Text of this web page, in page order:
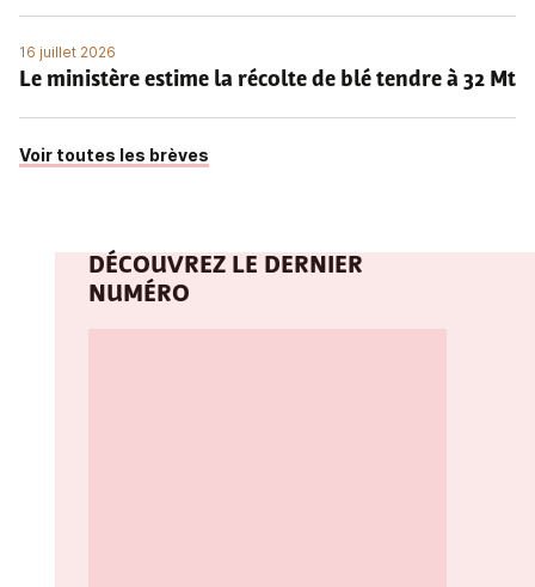
16 juillet 2026
Le ministère estime la récolte de blé tendre à 32 Mt
Voir toutes les brèves
DÉCOUVREZ LE DERNIER
NUMÉRO